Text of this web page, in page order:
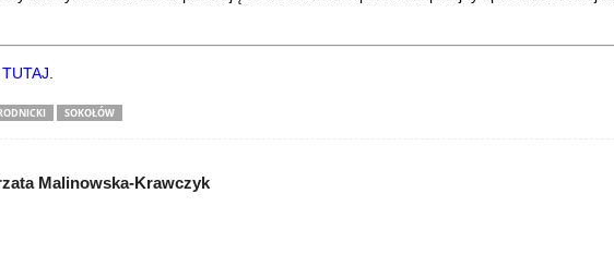
TUTAJ.
SOKOŁÓW
Malinowska-Krawczyk